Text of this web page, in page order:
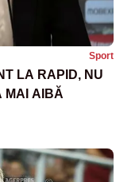
Sport
LA RAPID, NU
MAI AIBĂ